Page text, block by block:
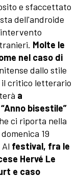
e sfaccettato
dell'androide
intervento
Molte le
nel caso di
dallo stile
critico letterario
a
bisestile”
ci riporta nella
19
festival, fra le
Hervé Le
e caso